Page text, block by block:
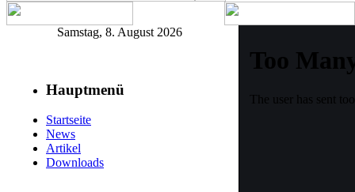
Samstag, 8. August 2026
Hauptmenü
Startseite
News
Artikel
Downloads